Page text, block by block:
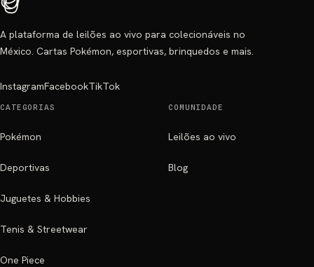
A plataforma de leilões ao vivo para colecionáveis no
México. Cartas Pokémon, esportivas, brinquedos e mais.
InstagramFacebookTikTok
CATEGORIAS
Pokémon
Deportivas
Juguetes & Hobbies
Tenis & Streetwear
One Piece
COMUNIDADE
Leilões ao vivo
Blog